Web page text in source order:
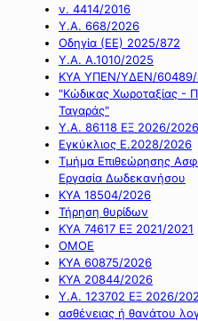
ν. 4414/2016
Y.A. 668/2026
Οδηγία (ΕΕ) 2025/872
Υ.Α. Α.1010/2025
ΚΥΑ ΥΠΕΝ/ΥΔΕΝ/60489/
"Κώδικας Χωροταξίας -
Ταγαράς"
Υ.Α. 86118 ΕΞ 2026/2026
Εγκύκλιος Ε.2028/2026
Τμήμα Επιθεώρησης
Εργασία Δωδεκανήσου
ΚΥΑ 18504/2026
Τήρηση θυρίδων
ΚΥΑ 74617 ΕΞ 2021/2021
ΟΜΟΕ
ΚΥΑ 60875/2026
ΚΥΑ 20844/2026
Υ.Α. 123702 ΕΞ 2026/
ασθένειας ή θανάτου